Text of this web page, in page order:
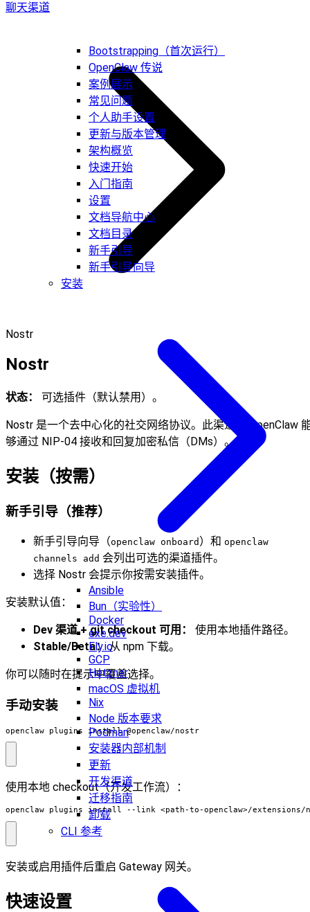
Bootstrapping（首次运行）
OpenClaw 传说
案例展示
常见问题
个人助手设置
更新与版本管理
架构概览
快速开始
入门指南
设置
文档导航中心
文档目录
新手引导
新手引导向导
安装
Ansible
Bun（实验性）
Docker
exe.dev
Fly.io
GCP
Hetzner
macOS 虚拟机
Nix
Node 版本要求
Podman
安装器内部机制
更新
开发渠道
迁移指南
卸载
CLI 参考
聊天渠道
Nostr
Nostr
状态： 可选插件（默认禁用）。
Nostr 是一个去中心化的社交网络协议。此渠道使 OpenClaw
够通过 NIP-04 接收和回复加密私信（DMs）。
安装（按需）
新手引导（推荐）
新手引导向导（openclaw onboard ）和 openclaw
channels add 会列出可选的渠道插件。
选择 Nostr 会提示你按需安装插件。
安装默认值：
Dev 渠道 + git checkout 可用：
使用本地插件路径。
Stable/Beta：从 npm 下载。
你可以随时在提示中覆盖选择。
手动安装
openclaw plugins install @openclaw/nostr
使用本地 checkout（开发工作流）：
openclaw plugins install --link <path-to-openclaw>/extensions/
安装或启用插件后重启 Gateway 网关。
快速设置